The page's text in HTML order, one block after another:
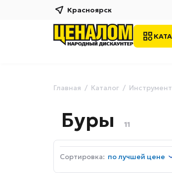
Красноярск
Главная Каталог Инструмент
Буры 11
Сортировка: получшей цене